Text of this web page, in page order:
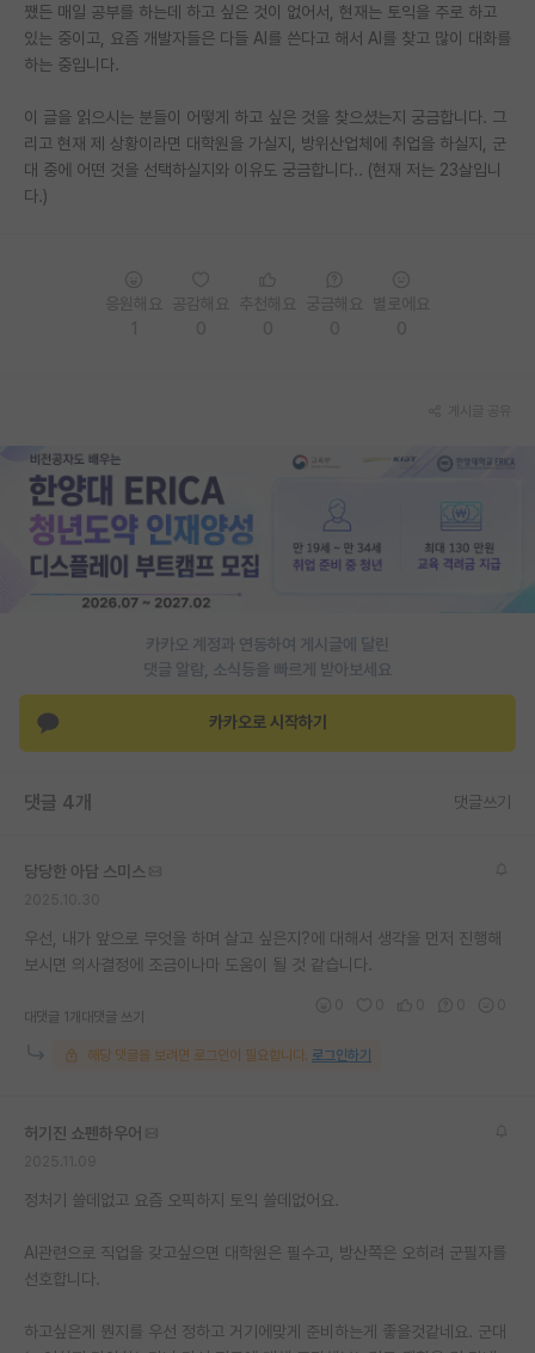
반도체 아카데미
재팬라운지 🌸
쨌든 매일 공부를 하는데 하고 싶은 것이 없어서, 현재는 토익을 주로 하고
있는 중이고, 요즘 개발자들은 다들 AI를 쓴다고 해서 AI를 찾고 많이 대화를
하는 중입니다.
이 글을 읽으시는 분들이 어떻게 하고 싶은 것을 찾으셨는지 궁금합니다. 그
리고 현재 제 상황이라면 대학원을 가실지, 방위산업체에 취업을 하실지, 군
대 중에 어떤 것을 선택하실지와 이유도 궁금합니다.. (현재 저는 23살입니
다.)
카카오 계정과 연동하여 게시글에 달린
댓글 알람, 소식등을 빠르게 받아보세요
카카오로 시작하기
댓글 4개 댓글쓰기
당당한 아담 스미스
우선, 내가 앞으로 무엇을 하며 살고 싶은지?에 대해서 생각을 먼저 진행해
보시면 의사결정에 조금이나마 도움이 될 것 같습니다.
대댓글 1개 대댓글 쓰기
해당 댓글을 보려면 로그인이 필요합니다. 로그인하기
허기진 쇼펜하우어
정처기 쓸데없고 요즘 오픽하지 토익 쓸데없어요.
AI관련으로 직업을 갖고싶으면 대학원은 필수고, 방산쪽은 오히려 군필자를
선호합니다.
하고싶은게 뭔지를 우선 정하고 거기에맞게 준비하는게 좋을것같네요. 군대